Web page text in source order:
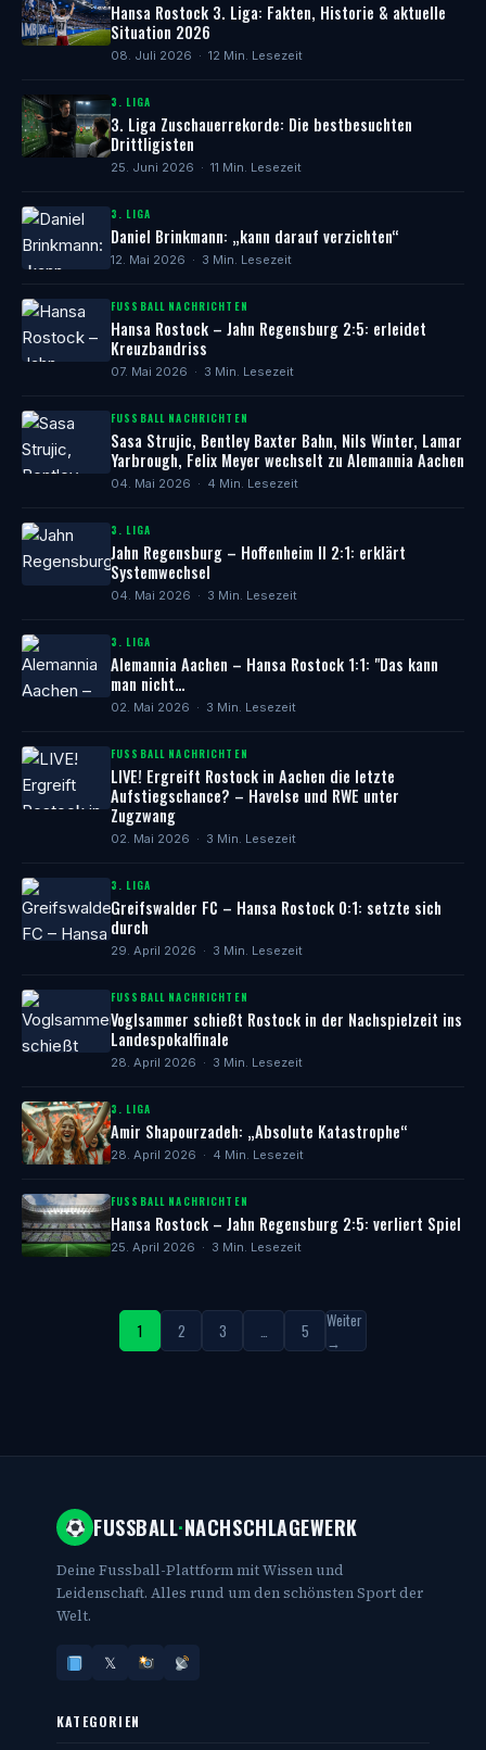
Hansa Rostock 3. Liga: Fakten, Historie & aktuelle
Situation 2026
08. Juli 2026 · 12 Min. Lesezeit
3. LIGA
3. Liga Zuschauerrekorde: Die bestbesuchten
Drittligisten
25. Juni 2026 · 11 Min. Lesezeit
3. LIGA
Daniel Brinkmann: „kann darauf verzichten“
12. Mai 2026 · 3 Min. Lesezeit
FUSSBALL NACHRICHTEN
Hansa Rostock – Jahn Regensburg 2:5: erleidet
Kreuzbandriss
07. Mai 2026 · 3 Min. Lesezeit
FUSSBALL NACHRICHTEN
Sasa Strujic, Bentley Baxter Bahn, Nils Winter, Lamar
Yarbrough, Felix Meyer wechselt zu Alemannia Aachen
04. Mai 2026 · 4 Min. Lesezeit
3. LIGA
Jahn Regensburg – Hoffenheim II 2:1: erklärt
Systemwechsel
04. Mai 2026 · 3 Min. Lesezeit
3. LIGA
Alemannia Aachen – Hansa Rostock 1:1: "Das kann
man nicht…
02. Mai 2026 · 3 Min. Lesezeit
FUSSBALL NACHRICHTEN
LIVE! Ergreift Rostock in Aachen die letzte
Aufstiegschance? – Havelse und RWE unter
Zugzwang
02. Mai 2026 · 3 Min. Lesezeit
3. LIGA
Greifswalder FC – Hansa Rostock 0:1: setzte sich
durch
29. April 2026 · 3 Min. Lesezeit
FUSSBALL NACHRICHTEN
Voglsammer schießt Rostock in der Nachspielzeit ins
Landespokalfinale
28. April 2026 · 3 Min. Lesezeit
3. LIGA
Amir Shapourzadeh: „Absolute Katastrophe“
28. April 2026 · 4 Min. Lesezeit
FUSSBALL NACHRICHTEN
Hansa Rostock – Jahn Regensburg 2:5: verliert Spiel
25. April 2026 · 3 Min. Lesezeit
1 2 3 … 5
Weiter
→
FUSSBALL·NACHSCHLAGEWERK
Deine Fussball-Plattform mit Wissen und
Leidenschaft. Alles rund um den schönsten Sport der
Welt.
𝕏
KATEGORIEN